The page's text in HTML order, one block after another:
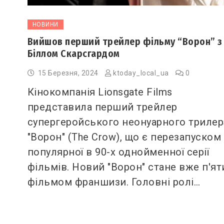
НОВИНИ
Вийшов перший трейлер фільму “Ворон” з
Біллом Скарсгардом
15 Березня, 2024 ktoday_local_ua 0
Кінокомпанія Lionsgate Films
представила перший трейлер
супергеройського неонуарного
"Ворон" (The Crow), що є перезапуском
популярної в 90-х однойменної серії
фільмів. Новий "Ворон" стане вже
фільмом франшизи. Головні ролі…